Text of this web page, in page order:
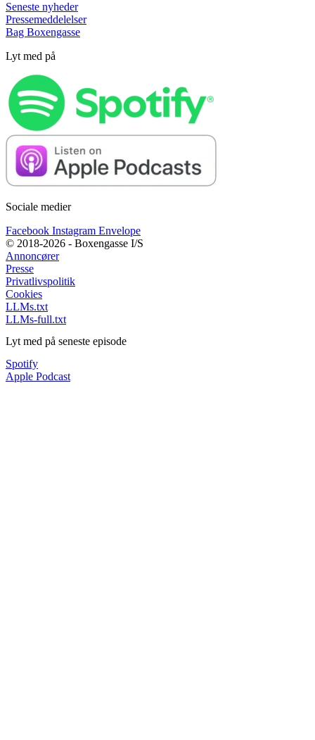
Seneste nyheder
Pressemeddelelser
Bag Boxengasse
Lyt med på
Sociale medier
Facebook Instagram Envelope
© 2018-2026 - Boxengasse I/S
Annoncører
Presse
Privatlivspolitik
Cookies
LLMs.txt
LLMs-full.txt
Lyt med på seneste episode
Spotify
Apple Podcast